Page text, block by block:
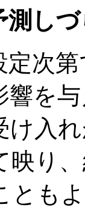
測し
定次
響を
け入
映り
とも